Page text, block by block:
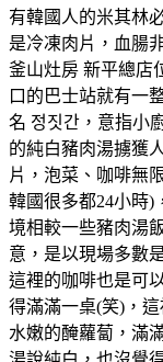
有韓國人的米其林
是冷凍肉片，血腸
釜山灶房 新平總店
口的巴士站就有一
名 정짓간，意指小
的純白豬肉湯擄獲
片，泡菜、咖啡無
韓國很多都24小時)
境相較一些豬肉湯
意，是以現場多數
這裡的咖啡也是可
得滿滿一桌(笑)，
水嫩的醃蘿蔔，滿